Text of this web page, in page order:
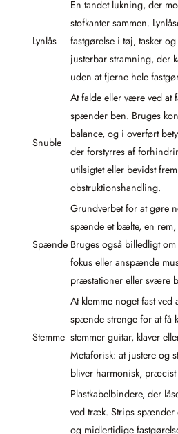
Lynlås
En tandet lukning, der
stofkanter sammen.
fastgørelse i tøj, tasker
justerbar stramning, der
uden at fjerne hele
Snuble
At falde eller være ved at
spænder ben. Bruges
balance, og i overført
der forstyrres af
utilsigtet eller bevidst
obstruktionshandling.
Spænde
Grundverbet for at gøre
spænde et bælte, en rem,
Bruges også billedligt
fokus eller anspænde
præstationer eller svære
Stemme
At klemme noget fast ved
spænde strenge for at få
stemmer guitar, klaver
Metaforisk: at justere og
bliver harmonisk,
Plastkabelbindere, der
ved træk. Strips spænder
og midlertidige